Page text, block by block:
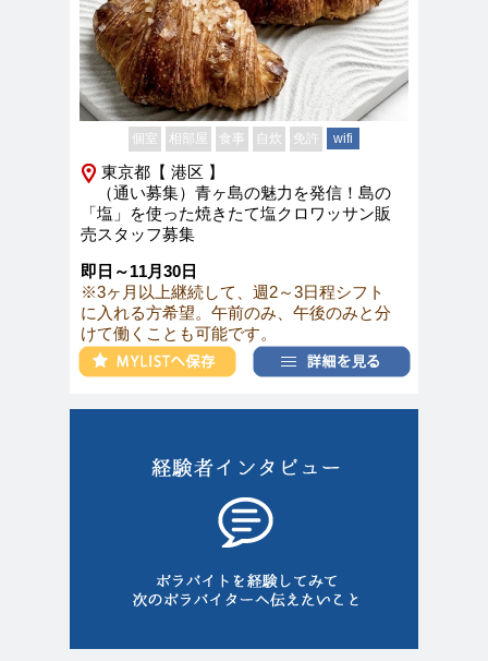
個室 相部屋 食事 自炊 免許 wifi
東京都【 港区 】
（通い募集）青ヶ島の魅力を発信！島の
「塩」を使った焼きたて塩クロワッサン販
売スタッフ募集
即日～11月30日
※3ヶ月以上継続して、週2～3日程シフト
に入れる方希望。午前のみ、午後のみと分
けて働くことも可能です。